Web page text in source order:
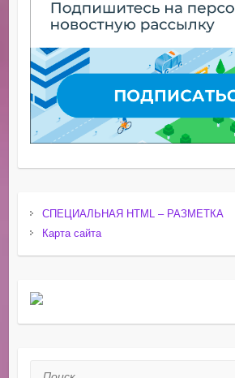
СПЕЦИАЛЬНАЯ HTML – РАЗМЕТКА
Карта сайта
Поиск